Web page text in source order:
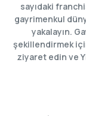
sayıdaki
gayrimenkul
yakalayın.
şekillendirmek
ziyaret edin ve